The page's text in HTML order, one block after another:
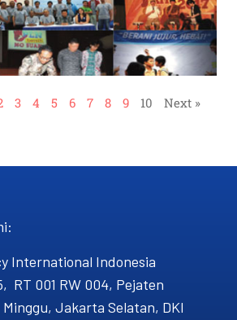
3 4 5 6 7 8 9 10 Next »
International Indonesia
RT 001 RW 004, Pejaten
Jakarta Selatan, DKI